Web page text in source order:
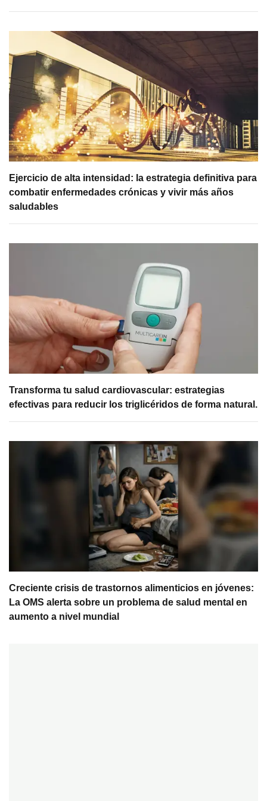
Ejercicio de alta intensidad: la estrategia definitiva para
combatir enfermedades crónicas y vivir más años
saludables
Transforma tu salud cardiovascular: estrategias
efectivas para reducir los triglicéridos de forma natural.
Creciente crisis de trastornos alimenticios en jóvenes:
La OMS alerta sobre un problema de salud mental en
aumento a nivel mundial